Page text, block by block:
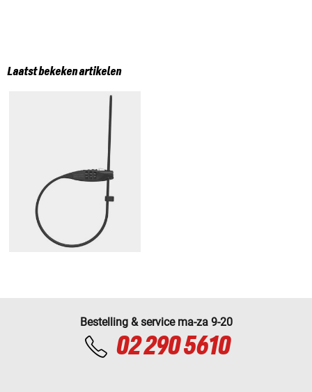
Laatst bekeken artikelen
Bestelling & service ma-za 9-20
02 290 5610